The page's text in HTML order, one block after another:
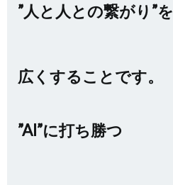
”人と人との繋がり”を
広くすることです。
”AI”に打ち勝つ